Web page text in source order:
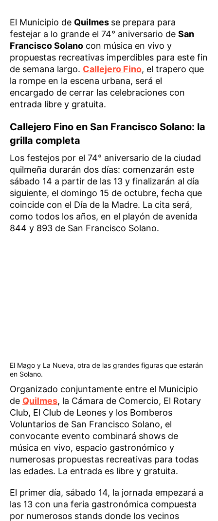
El Municipio de Quilmes se prepara para
festejar a lo grande el 74° aniversario de San
Francisco Solano con música en vivo y
propuestas recreativas imperdibles para este fin
de semana largo. Callejero Fino, el trapero que
la rompe en la escena urbana, será el
encargado de cerrar las celebraciones con
entrada libre y gratuita.
Callejero Fino en San Francisco Solano: la
grilla completa
Los festejos por el 74° aniversario de la ciudad
quilmeña durarán dos días: comenzarán este
sábado 14 a partir de las 13 y finalizarán al día
siguiente, el domingo 15 de octubre, fecha que
coincide con el Día de la Madre. La cita será,
como todos los años, en el playón de avenida
844 y 893 de San Francisco Solano.
El Mago y La Nueva, otra de las grandes figuras que estarán
en Solano.
Organizado conjuntamente entre el Municipio
de Quilmes, la Cámara de Comercio, El Rotary
Club, El Club de Leones y los Bomberos
Voluntarios de San Francisco Solano, el
convocante evento combinará shows de
música en vivo, espacio gastronómico y
numerosas propuestas recreativas para todas
las edades. La entrada es libre y gratuita.
El primer día, sábado 14, la jornada empezará a
las 13 con una feria gastronómica compuesta
por numerosos stands donde los vecinos